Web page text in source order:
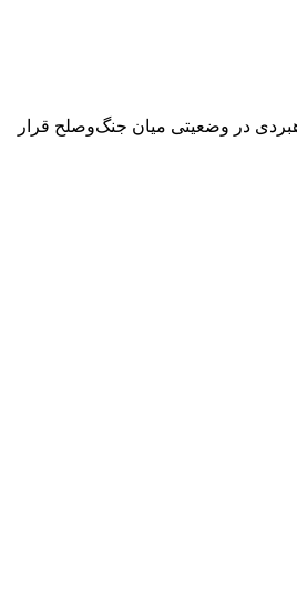
در وضعیتی میان جنگ‌وصلح قرار